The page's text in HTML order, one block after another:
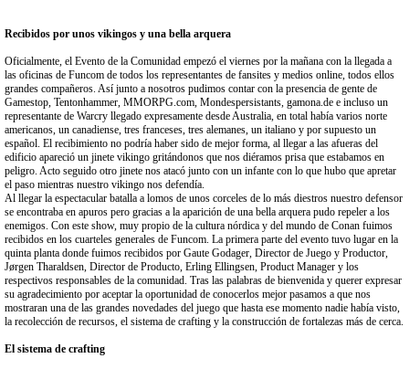
Recibidos por unos vikingos y una bella arquera
Oficialmente, el Evento de la Comunidad empezó el viernes por la mañana con la llegada a
las oficinas de Funcom de todos los representantes de fansites y medios online, todos ellos
grandes compañeros. Así junto a nosotros pudimos contar con la presencia de gente de
Gamestop, Tentonhammer, MMORPG.com, Mondespersistants, gamona.de e incluso un
representante de Warcry llegado expresamente desde Australia, en total había varios norte
americanos, un canadiense, tres franceses, tres alemanes, un italiano y por supuesto un
español. El recibimiento no podría haber sido de mejor forma, al llegar a las afueras del
edificio apareció un jinete vikingo gritándonos que nos diéramos prisa que estabamos en
peligro. Acto seguido otro jinete nos atacó junto con un infante con lo que hubo que apretar
el paso mientras nuestro vikingo nos defendía.
Al llegar la espectacular batalla a lomos de unos corceles de lo más diestros nuestro defensor
se encontraba en apuros pero gracias a la aparición de una bella arquera pudo repeler a los
enemigos. Con este show, muy propio de la cultura nórdica y del mundo de Conan fuimos
recibidos en los cuarteles generales de Funcom. La primera parte del evento tuvo lugar en la
quinta planta donde fuimos recibidos por Gaute Godager, Director de Juego y Productor,
Jørgen Tharaldsen, Director de Producto, Erling Ellingsen, Product Manager y los
respectivos responsables de la comunidad. Tras las palabras de bienvenida y querer expresar
su agradecimiento por aceptar la oportunidad de conocerlos mejor pasamos a que nos
mostraran una de las grandes novedades del juego que hasta ese momento nadie había visto,
la recolección de recursos, el sistema de crafting y la construcción de fortalezas más de cerca.
El sistema de crafting